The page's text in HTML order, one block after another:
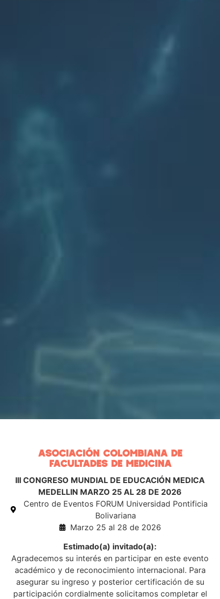
ASOCIACIÓN COLOMBIANA DE
FACULTADES DE MEDICINA
III CONGRESO MUNDIAL DE EDUCACIÓN MEDICA
MEDELLIN MARZO 25 AL 28 DE 2026
Centro de Eventos FORUM Universidad Pontificia
Bolivariana
Marzo 25 al 28 de 2026
Estimado(a) invitado(a):
Agradecemos su interés en participar en este evento
académico y de reconocimiento internacional. Para
asegurar su ingreso y posterior certificación de su
participación cordialmente solicitamos completar el